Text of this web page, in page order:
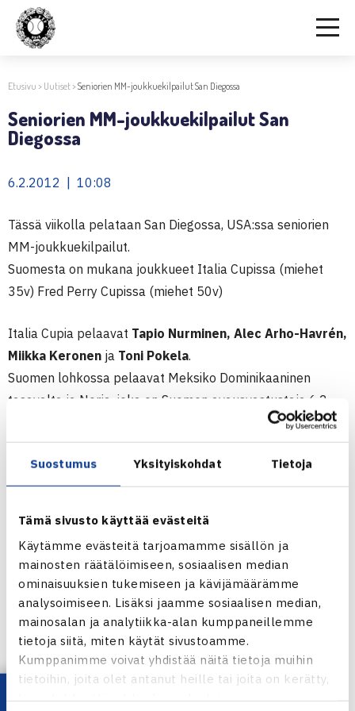
Suostumus Yksityiskohdat Tietoja
Tämä sivusto käyttää evästeitä
Käytämme evästeitä tarjoamamme sisällön ja
mainosten räätälöimiseen, sosiaalisen median
ominaisuuksien tukemiseen ja kävijämäärämme
analysoimiseen. Lisäksi jaamme sosiaalisen median,
mainosalan ja analytiikka-alan kumppaneillemme
tietoja siitä, miten käytät sivustoamme.
Kumppanimme voivat yhdistää näitä tietoja muihin
tietoihin, joita olet antanut heille tai joita on kerätty,
kun olet käyttänyt heidän palvelujaan.
Etusivu > Uutiset>Seniorien MM-joukkuekilpailut San Diegossa
Seniorien MM-joukkuekilpailut San
Diegossa
6.2.2012 | 10:08
Tässä viikolla pelataan San Diegossa, USA:ssa seniorien
MM-joukkuekilpailut.
Suomesta on mukana joukkueet Italia Cupissa (miehet
35v) Fred Perry Cupissa (miehet 50v)
Italia Cupia pelaavat Tapio Nurminen, Alec Arho-Havrén,
Miikka Keronen ja Toni Pokela.
Suomen lohkossa pelaavat Meksiko Dominikaaninen
tasavalta ja Norja, joka on Suomen avausvastustaja 6.2.
Fred Perry Cupissa ovatJoakim Berner, Riku Ainola ja
Juha Väänänen . Suomi arvottiin B-lohkoon, jossa ovat
myös Espanja ja Sveitsi, jonka Suomi kohtaa maanantaina
Henkilökohtaiset MM-kisat pelataan viikkoa myöhemmin.
Myös niissä kisoissa on osallistujia Suomesta.
Seniorien MM-joukkuekilpailut